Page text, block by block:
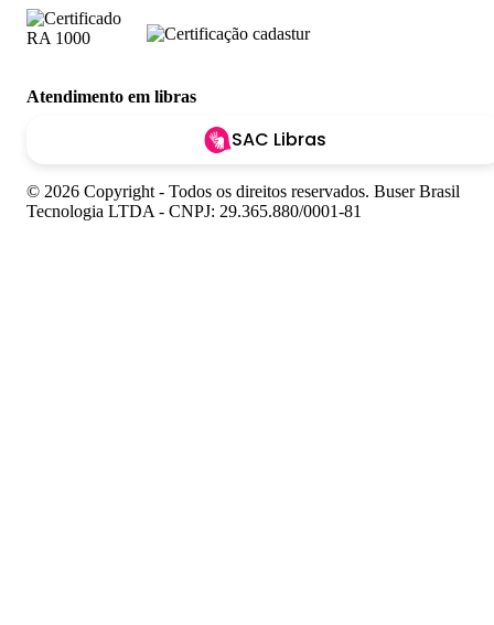
Atendimento em libras
SAC Libras
© 2026 Copyright - Todos os direitos reservados. Buser Brasil
Tecnologia LTDA - CNPJ: 29.365.880/0001-81